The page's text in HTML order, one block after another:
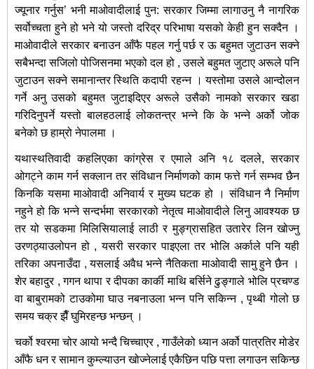
ज्यूनार गर्नुस’ भनी माओवादीलाई पुन: सरकार जिम्मा लागाउनु नै नागरिक
सर्वोच्चता हुने हो भने यो जस्तो दरिद्र परिभाषा यसको केही हुन सक्दैन ।
माओवादीले सरकार बनाउन आँफै पहल गर्नु पर्छ र ऊ बहुमत जुटाउन सक्ने
सबैभन्दा सजिलो पोजिसनमा भएको दल हो , उसले बहुमत जुटाए अरूले पनि
जुटाउन सक्ने समानान्तर स्थिति कदापी रहन्न । यस्तोमा उसले आन्दोलन
गर्ने अनु उसको बहुमत जुटाइदिएर अरूले उसैको नामको सरकार खडा
गरिदिनुपर्ने यस्तो बालहठलाई लोकतन्त्र भन्ने कि के भन्ने अर्को जोक
बनेको छ हाम्रो नेपालमा ।
यथास्थतिवादी कहलिएका कांग्रेस र एमाले अनि १८ दलले, सरकार
ओगट्ने काम गर्न सक्लान तर संविधान निर्माणको काम फत्ते गर्न सम्भव छैन
किनकि यसमा माओवादी अनिवार्य र मुख्य घटक हो । संविधान नै निर्माण
नहुने हो कि भन्ने सन्दर्भमा सरकारको नेतृत्व माओवादीले लिनु आवश्यक छ
तर यो सडकमा मिलिसियालाई लाठी र मुङ्ग्रासहित उतारेर लिन खोज्नु
उरणठ्याउलोपन हो , यसरी सरकार पाइएला तर भोलि अर्काले पनि यही
तरिका अपनाउँदा , यसलाई अवैध भन्ने नैतिकता माओवादी सामु हुने छैन ।
शेर बहादुर , गगन थापा र दीपका कार्की माथि बर्सिने ढुङ्गाले भोलि प्रचण्ड
वा बाबुरामको टाउकोमा घाउ नबनाउला भन्न पनि सकिन्न , पृथ्बी गोलो छ
समय चक्र झैँ घुमिरहन्छ भन्छन् ।
चर्को श्वरमा चोर आयो भन्दै चिच्चाएर , गाउँलेको ध्यान अर्को पात्रतिर मोडेर
आँफै धन र सामान कुम्ल्याउन खोज्नेलाई एकैछिन पछि पत्ता लगाउन सकिन्छ